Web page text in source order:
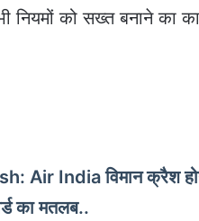
नियमों को सख्त बनाने का
Air India विमान क्रैश
का मतलब..